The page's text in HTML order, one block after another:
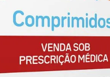
teste gravidez
10ºesmalte